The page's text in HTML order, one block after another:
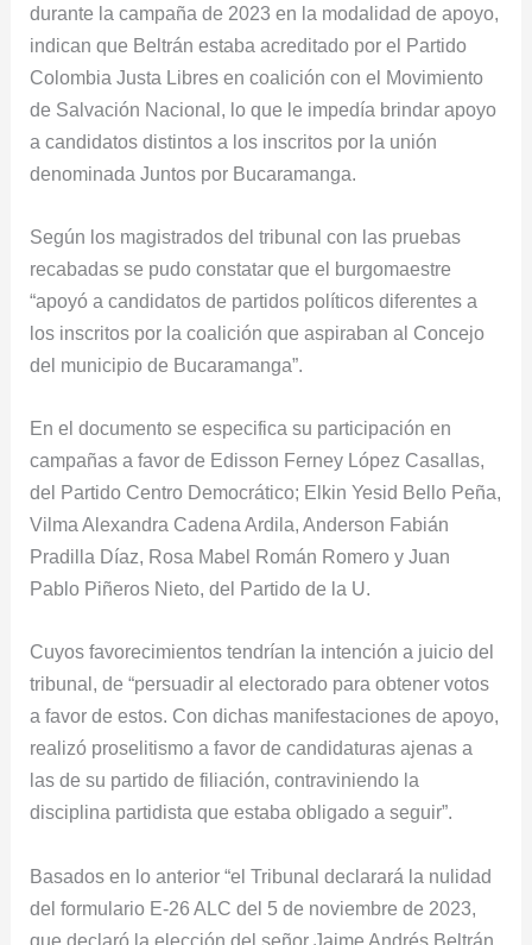
durante la campaña de 2023 en la modalidad de apoyo,
indican que Beltrán estaba acreditado por el Partido
Colombia Justa Libres en coalición con el Movimiento
de Salvación Nacional, lo que le impedía brindar apoyo
a candidatos distintos a los inscritos por la unión
denominada Juntos por Bucaramanga.
Según los magistrados del tribunal con las pruebas
recabadas se pudo constatar que el burgomaestre
“apoyó a candidatos de partidos políticos diferentes a
los inscritos por la coalición que aspiraban al Concejo
del municipio de Bucaramanga”.
En el documento se especifica su participación en
campañas a favor de Edisson Ferney López Casallas,
del Partido Centro Democrático; Elkin Yesid Bello Peña,
Vilma Alexandra Cadena Ardila, Anderson Fabián
Pradilla Díaz, Rosa Mabel Román Romero y Juan
Pablo Piñeros Nieto, del Partido de la U.
Cuyos favorecimientos tendrían la intención a juicio del
tribunal, de “persuadir al electorado para obtener votos
a favor de estos. Con dichas manifestaciones de apoyo,
realizó proselitismo a favor de candidaturas ajenas a
las de su partido de filiación, contraviniendo la
disciplina partidista que estaba obligado a seguir”.
Basados en lo anterior “el Tribunal declarará la nulidad
del formulario E-26 ALC del 5 de noviembre de 2023,
que declaró la elección del señor Jaime Andrés Beltrán